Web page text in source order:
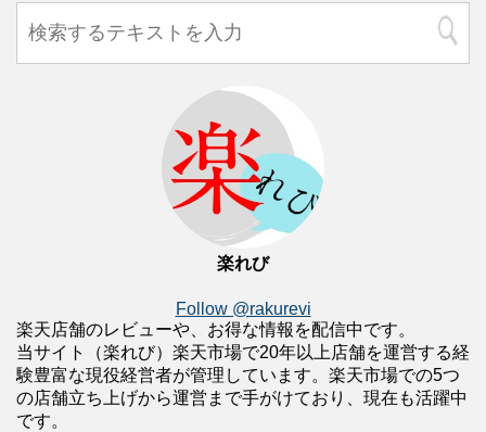
楽れび
Follow @rakurevi
楽天店舗のレビューや、お得な情報を配信中です。
当サイト（楽れび）楽天市場で20年以上店舗を運営する経
験豊富な現役経営者が管理しています。楽天市場での5つ
の店舗立ち上げから運営まで手がけており、現在も活躍中
です。